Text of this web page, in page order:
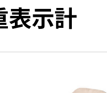
表示計